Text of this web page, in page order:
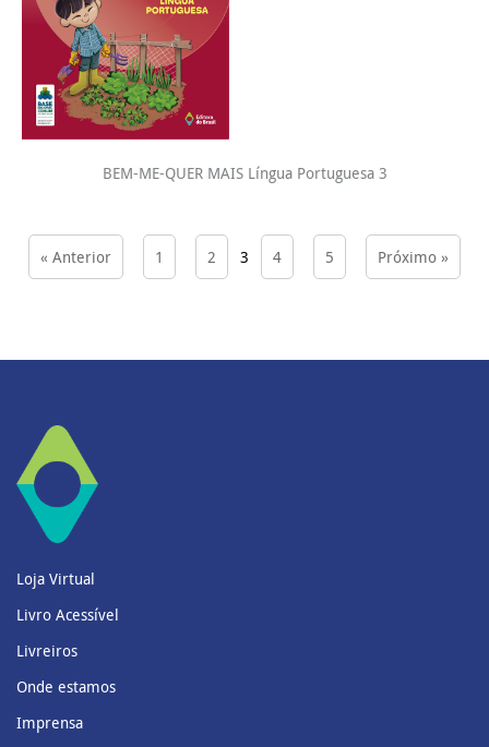
BEM-ME-QUER MAIS Língua Portuguesa 3
« Anterior 1 2 3 4 5 Próximo »
Loja Virtual
Livro Acessível
Livreiros
Onde estamos
Imprensa